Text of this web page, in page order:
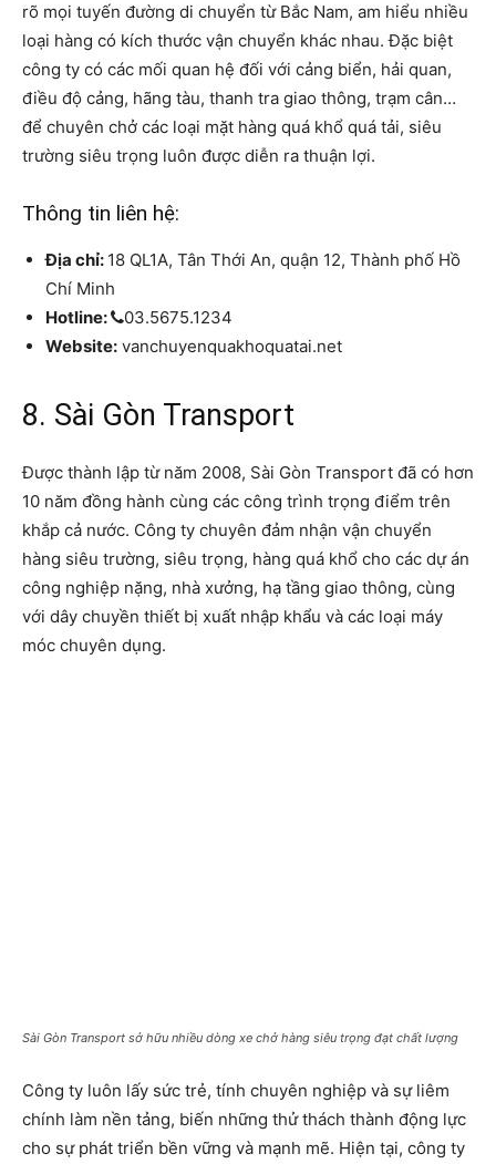
rõ mọi tuyến đường di chuyển từ Bắc Nam, am hiểu nhiều
loại hàng có kích thước vận chuyển khác nhau. Đặc biệt
công ty có các mối quan hệ đối với cảng biển, hải quan,
điều độ cảng, hãng tàu, thanh tra giao thông, trạm cân…
để chuyên chở các loại mặt hàng quá khổ quá tải, siêu
trường siêu trọng luôn được diễn ra thuận lợi.
Thông tin liên hệ:
Địa chỉ: 18 QL1A, Tân Thới An, quận 12, Thành phố Hồ
Chí Minh
Hotline:
03.5675.1234
Website: vanchuyenquakhoquatai.net
8. Sài Gòn Transport
Được thành lập từ năm 2008, Sài Gòn Transport đã có hơn
10 năm đồng hành cùng các công trình trọng điểm trên
khắp cả nước. Công ty chuyên đảm nhận vận chuyển
hàng siêu trường, siêu trọng, hàng quá khổ cho các dự án
công nghiệp nặng, nhà xưởng, hạ tầng giao thông, cùng
với dây chuyền thiết bị xuất nhập khẩu và các loại máy
móc chuyên dụng.
Sài Gòn Transport sở hữu nhiều dòng xe chở hàng siêu trọng đạt chất lượng
Công ty luôn lấy sức trẻ, tính chuyên nghiệp và sự liêm
chính làm nền tảng, biến những thử thách thành động lực
cho sự phát triển bền vững và mạnh mẽ. Hiện tại, công ty